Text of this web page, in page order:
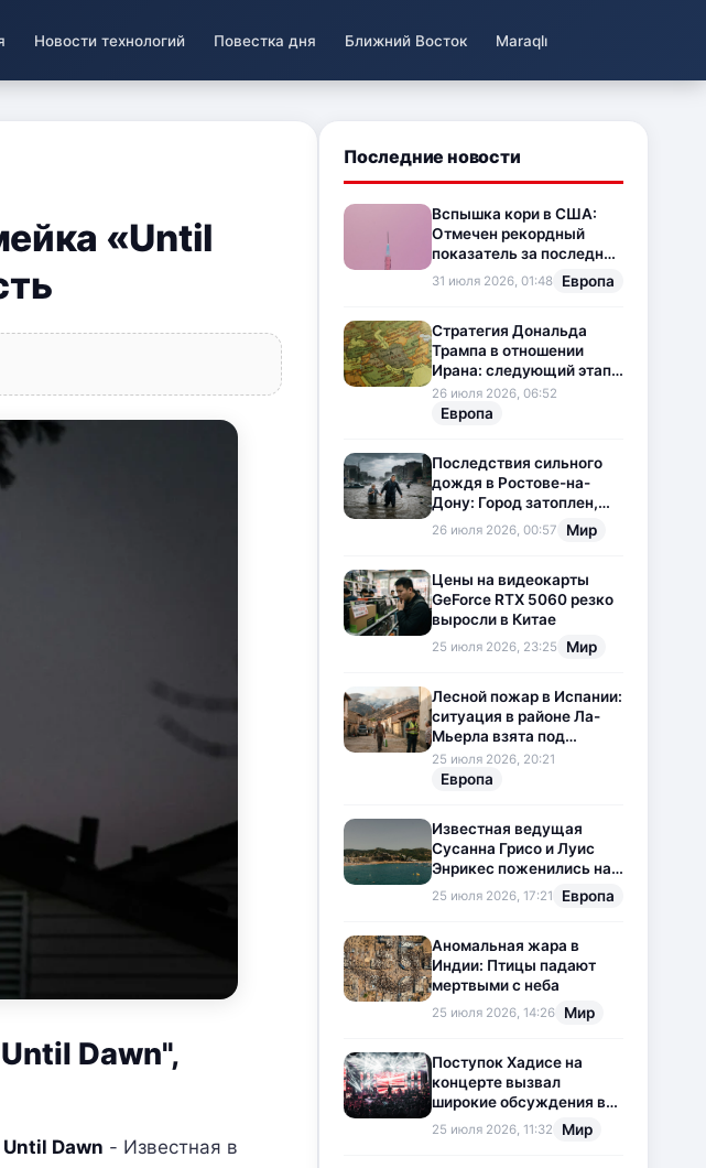
Новости технологий Повестка дня Ближний Восток Maraqlı
«Until
Dawn",
Dawn - Известная в
Последние новости
Вспышка кори в США:
Отмечен рекордный
показатель за последние
35 лет
31 июля 2026, 01:48 Европа
Стратегия Дональда
Трампа в отношении
Ирана: следующий этап
напряженности на
Ближнем Востоке
26 июля 2026, 06:52
Европа
Последствия сильного
дождя в Ростове-на-
Дону: Город затоплен,
свет отключен
26 июля 2026, 00:57 Мир
Цены на видеокарты
GeForce RTX 5060 резко
выросли в Китае
25 июля 2026, 23:25 Мир
Лесной пожар в Испании:
ситуация в районе Ла-
Мьерла взята под
контроль
25 июля 2026, 20:21
Европа
Известная ведущая
Сусанна Грисо и Луис
Энрикес поженились на
Коста-Браве
25 июля 2026, 17:21 Европа
Аномальная жара в
Индии: Птицы падают
мертвыми с неба
25 июля 2026, 14:26 Мир
Поступок Хадисе на
концерте вызвал
широкие обсуждения в
социальных сетях
25 июля 2026, 11:32 Мир